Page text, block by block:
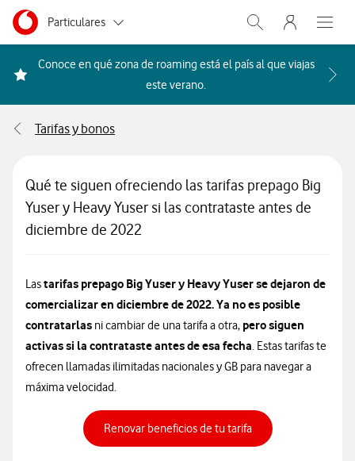
Ir a la pagina principal de vodafone.es
Menu navegación Segmento
Particulares
Autónomos
Grandes empresas
Abrir buscador.
Menu
Abre
Conoce en qué zona de roaming está el país al que viajas
este verano. Acceder a la FAQ Qué
Tarifas y bonos
Qué te siguen ofreciendo las tarifas prepago Big
Yuser y Heavy Yuser si las contrataste antes de
diciembre de 2022
Lastarifas prepago Big Yuser y Heavy Yuser se dejaron de
comercializar en diciembre de 2022. Ya no es posible
contratarlas ni cambiar de una tarifa a otra, pero siguen
activas si la contrataste antes de esa fecha. Estas tarifas te
ofrecen llamadas ilimitadas nacionales y GB para navegar a
máxima velocidad.
Renovar beneficios de tu tarifa